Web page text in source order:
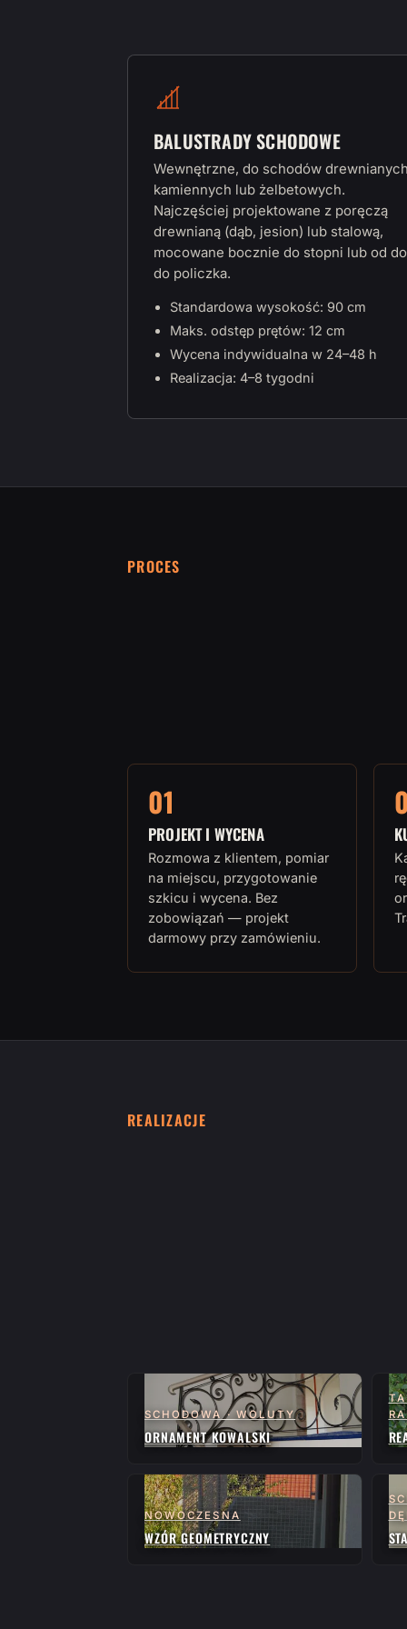
BALUSTRADY SCHODOWE
Wewnętrzne, do schodów
kamiennych lub żelbetowych.
Najczęściej projektowane z poręczą
drewnianą (dąb, jesion) lub stalową,
mocowane bocznie do stopni lub od
do policzka.
Standardowa wysokość: 90 cm
Maks. odstęp prętów: 12 cm
Wycena indywidualna w 24–48 h
Realizacja: 4–8 tygodni
PROCES
01
PROJEKT I WYCENA
Rozmowa z klientem, pomiar
na miejscu, przygotowanie
szkicu i wycena. Bez
zobowiązań — projekt
darmowy przy zamówieniu.
REALIZACJE
SCHODOWA · WOLUTY
ORNAMENT KOWALSKI
NOWOCZESNA
WZÓR GEOMETRYCZNY